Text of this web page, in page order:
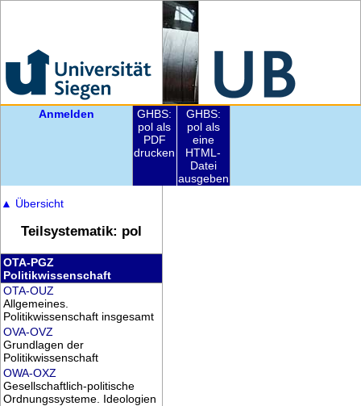
Anmelden
GHBS:
pol als
PDF
drucken
GHBS:
pol als
eine
HTML-
Datei
ausgeben
▲ Übersicht
Teilsystematik: pol
OTA-PGZ
Politikwissenschaft
OTA-OUZ
Allgemeines.
Politikwissenschaft insgesamt
OVA-OVZ
Grundlagen der
Politikwissenschaft
OWA-OXZ
Gesellschaftlich-politische
Ordnungssysteme. Ideologien